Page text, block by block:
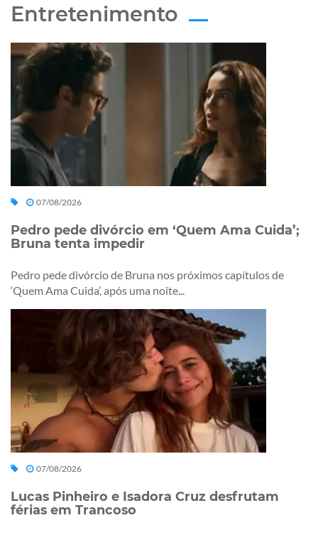
Entretenimento
07/08/2026
Pedro pede divórcio em ‘Quem Ama Cuida’;
Bruna tenta impedir
Pedro pede divórcio de Bruna nos próximos capítulos de
‘Quem Ama Cuida’, após uma noite...
07/08/2026
Lucas Pinheiro e Isadora Cruz desfrutam
férias em Trancoso